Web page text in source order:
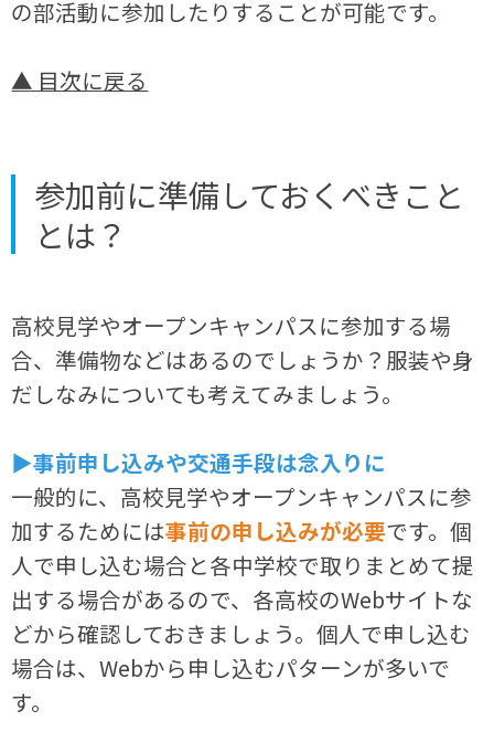
の部活動に参加したりすることが可能です。
▲ 目次に戻る
参加前に準備しておくべきこと
とは？
高校見学やオープンキャンパスに参加する場
合、準備物などはあるのでしょうか？服装や身
だしなみについても考えてみましょう。
▶事前申し込みや交通手段は念入りに
一般的に、高校見学やオープンキャンパスに参
加するためには事前の申し込みが必要です。個
人で申し込む場合と各中学校で取りまとめて提
出する場合があるので、各高校のWebサイトな
どから確認しておきましょう。個人で申し込む
場合は、Webから申し込むパターンが多いで
す。